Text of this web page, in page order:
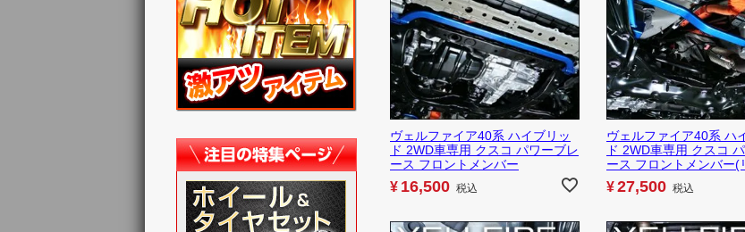
ヴェルファイア40系 ハイブリッ
ド 2WD車専用 クスコ パワーブレ
ース フロントメンバー
¥ 16,500 税込
ヴェルファイア40系 ハ
ド 2WD車専用 クスコ
ース フロントメンバー(
¥27,500 税込